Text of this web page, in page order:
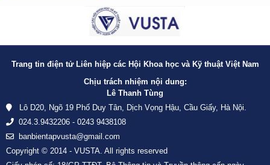
Trang tin điện tử Liên hiệp các Hội Khoa học và Kỹ thuật Việt Nam
Chịu trách nhiệm nội dung:
Lê Thanh Tùng
Lô D20, Ngõ 19 Phố Duy Tân, Dịch Vọng Hậu, Cầu Giấy, Hà Nội.
024.3.9432206 - 0243 9438108
banbientapvusta@gmail.com
Copyright © 2014 - VUSTA. All rights reserved